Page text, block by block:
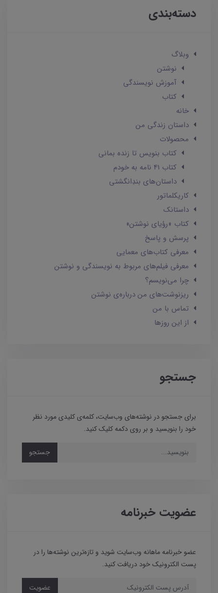
دسته‌بندی
وبلاگ
نوشتن
آموزش نویسندگی
کتاب
خانه
داستان زندگی من
محصولات
کتاب بنویس تا زنده بمانی
کتاب 41 نامه به خودم
داستان‌های بندِانگشتی
کاریکلماتور
داستانک‌
کتاب «رؤیای نوشتن»
پرسش و پاسخ
معرفی کتاب‌های معمایی
معرفی فیلم‌های مربوط به نویسندگی و نوشتن
چرا می‌نویسم؟
ریزنوشت‌های من درباره‌ی نوشتن
تماس با من
از این روزها
جستجو
برای جستجو در نوشته‌های وب‌سایت، کلمه‌ی کلیدی مورد نظر
خود را بنویسید و بر روی دکمه کلیک کنید.
جستجو
عضویت خبرنامه
عضو خبرنامه ماهانه وب‌سایت شوید و تازه‌ترین نوشته‌ها را در
پست الکترونیک خود دریافت کنید.
عضویت